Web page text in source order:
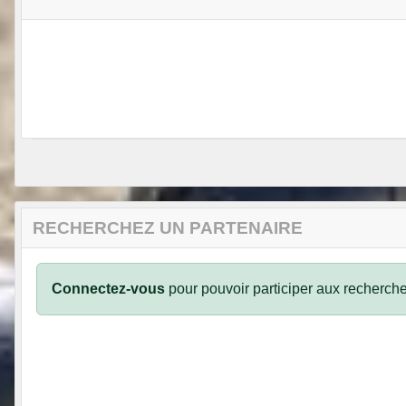
RECHERCHEZ UN PARTENAIRE
Connectez-vous pour pouvoir participer aux